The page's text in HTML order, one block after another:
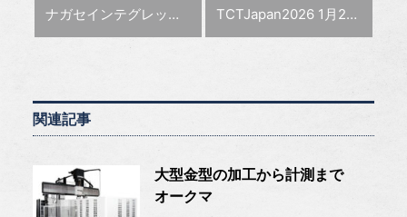
前の記事 :
ナガセインテグレックス 新藤常務が社長に 次の記事 :
TCTJapan2026 1月28～30日に東京ビッグサイトで開催
関連記事
大型金型の加工から計測まで
オークマ